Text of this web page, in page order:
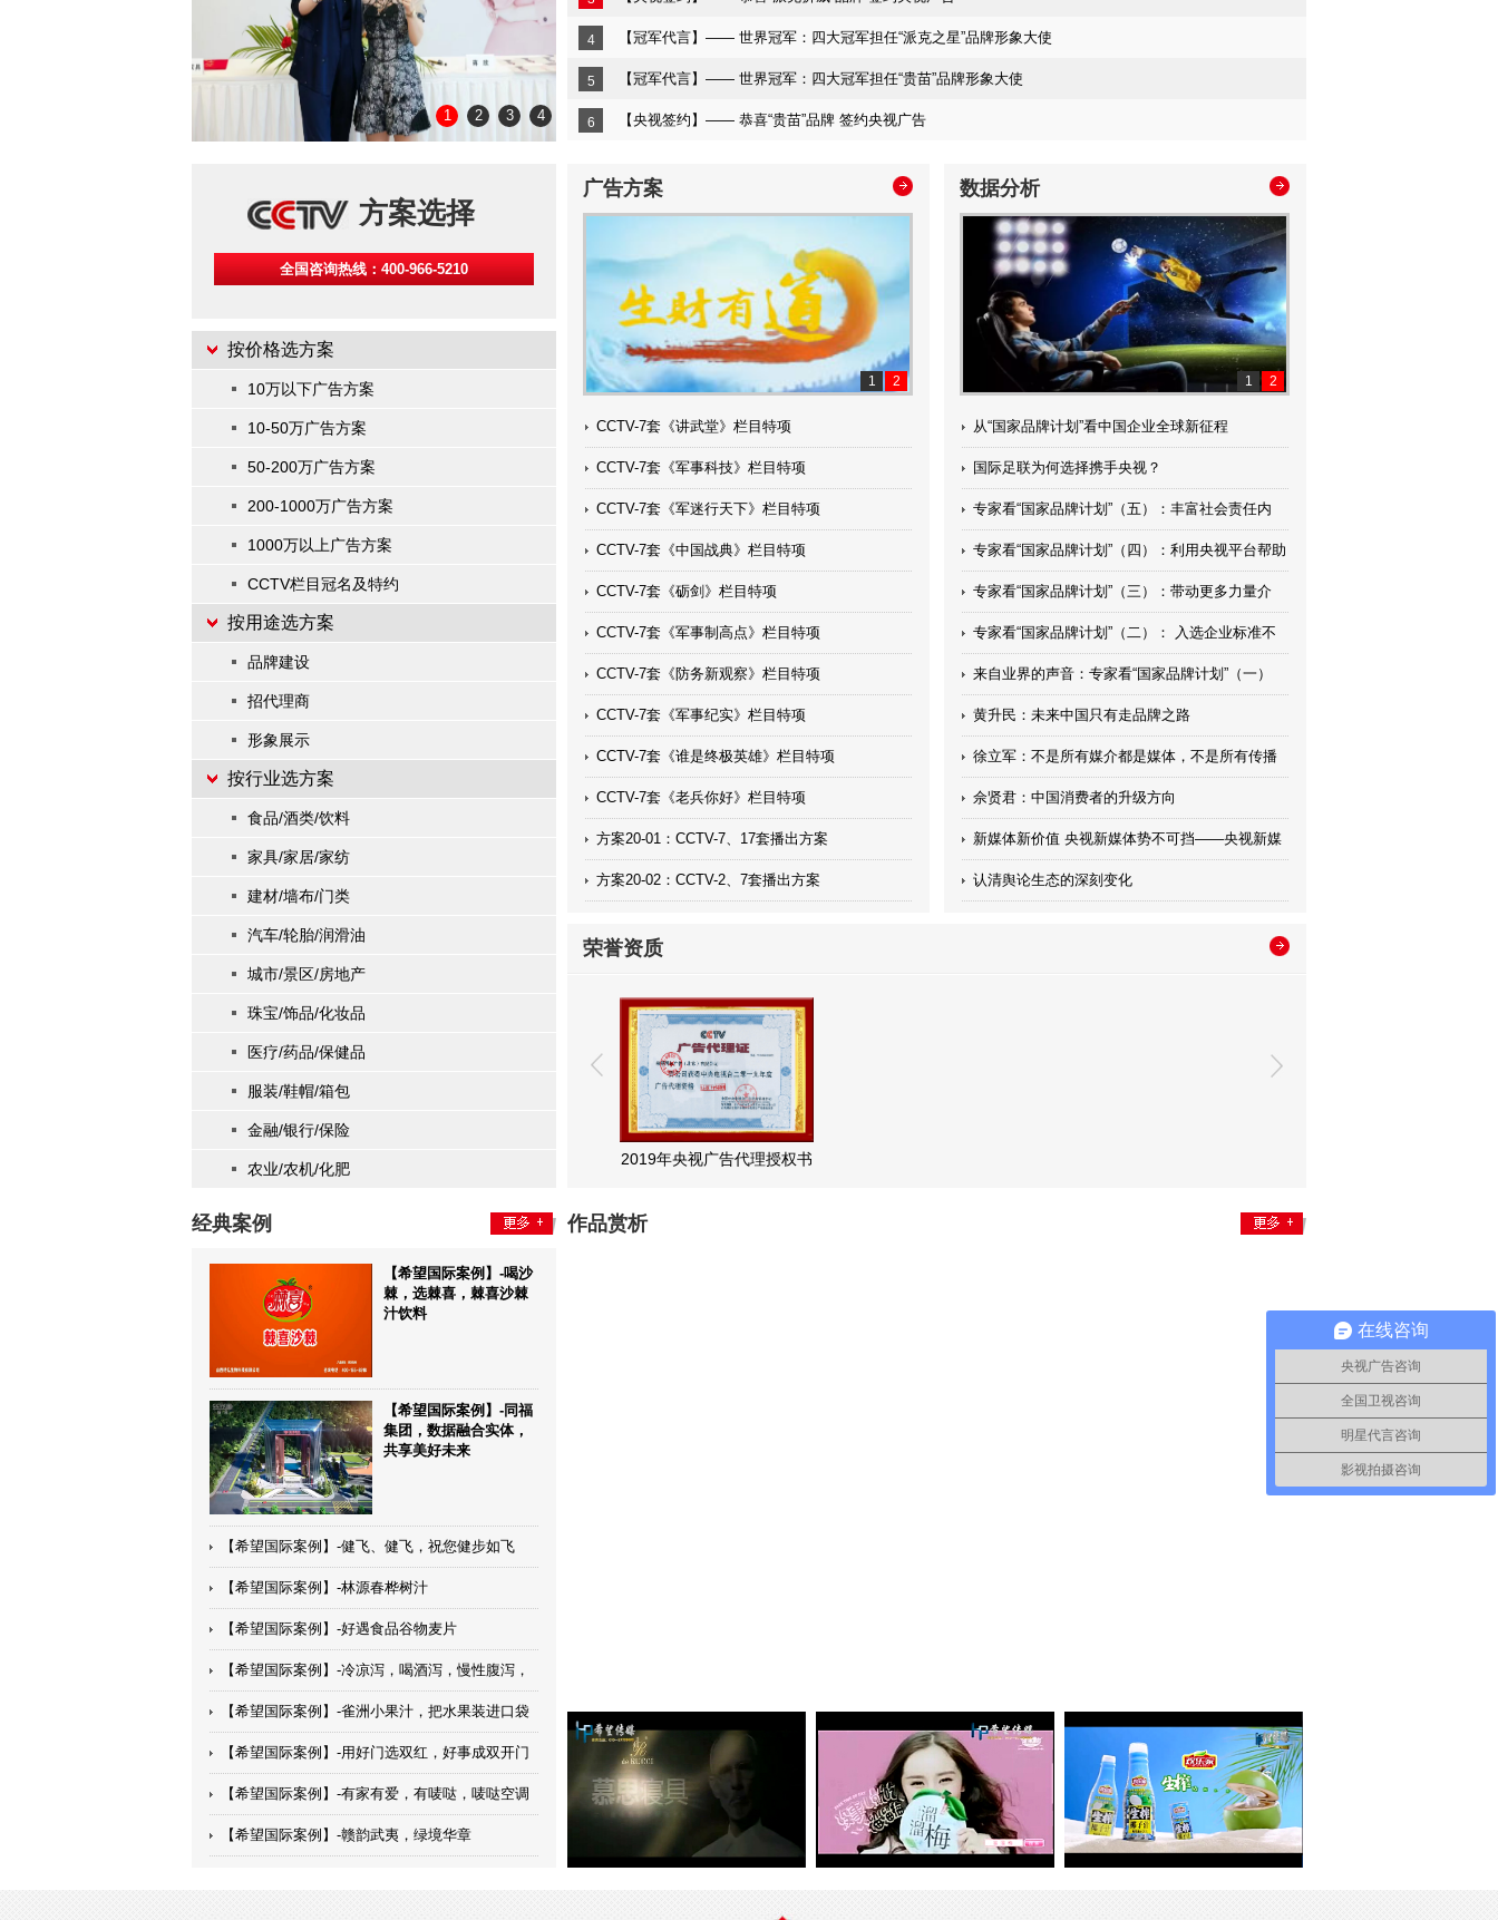
1 2 3 4
方案选择
全国咨询热线：400-966-5210
按价格选方案
10万以下广告方案
10-50万广告方案
50-200万广告方案
200-1000万广告方案
1000万以上广告方案
CCTV栏目冠名及特约
按用途选方案
品牌建设
招代理商
形象展示
按行业选方案
食品/酒类/饮料
家具/家居/家纺
建材/墙布/门类
汽车/轮胎/润滑油
城市/景区/房地产
珠宝/饰品/化妆品
医疗/药品/保健品
服装/鞋帽/箱包
金融/银行/保险
农业/农机/化肥
经典案例
【希望国际案例】-喝沙
棘，选棘喜，棘喜沙棘
汁饮料
【希望国际案例】-同福
集团，数据融合实体，
共享美好未来
【希望国际案例】-健飞、健飞，祝您健步如飞
【希望国际案例】-林源春桦树汁
【希望国际案例】-好遇食品谷物麦片
【希望国际案例】-冷凉泻，喝酒泻，慢性腹泻，
用阿泰宁
【希望国际案例】-雀洲小果汁，把水果装进口袋
【希望国际案例】-用好门选双红，好事成双开门
红
【希望国际案例】-有家有爱，有唛哒，唛哒空调
【希望国际案例】-赣韵武夷，绿境华章
4 【冠军代言】—— 世界冠军：四大冠军担任“派克之星”品牌形象大使
5 【冠军代言】—— 世界冠军：四大冠军担任“贵苗”品牌形象大使
6 【央视签约】—— 恭喜“贵苗”品牌 签约央视广告
广告方案
1 2
CCTV-7套《讲武堂》栏目特项
CCTV-7套《军事科技》栏目特项
CCTV-7套《军迷行天下》栏目特项
CCTV-7套《中国战典》栏目特项
CCTV-7套《砺剑》栏目特项
CCTV-7套《军事制高点》栏目特项
CCTV-7套《防务新观察》栏目特项
CCTV-7套《军事纪实》栏目特项
CCTV-7套《谁是终极英雄》栏目特项
CCTV-7套《老兵你好》栏目特项
方案20-01：CCTV-7、17套播出方案
方案20-02：CCTV-2、7套播出方案
数据分析
1 2
从“国家品牌计划”看中国企业全球新征程
国际足联为何选择携手央视？
专家看“国家品牌计划”（五）：丰富社会责任内
涵，为国家发展助力
专家看“国家品牌计划”（四）：利用央视平台帮助
企业“国际化”
专家看“国家品牌计划”（三）：带动更多力量介
入，增强企业可持续发展力
专家看“国家品牌计划”（二）： 入选企业标准不
过于看重规模，这是对的
来自业界的声音：专家看“国家品牌计划”（一）
黄升民：未来中国只有走品牌之路
徐立军：不是所有媒介都是媒体，不是所有传播
都有价值
佘贤君：中国消费者的升级方向
新媒体新价值 央视新媒体势不可挡——央视新媒
体传播价值分析
认清舆论生态的深刻变化
荣誉资质
2021年央视广告代理授权书 2019年央视广告代理授权书
作品赏析
在线咨询
央视广告咨询
全国卫视咨询
明星代言咨询
影视拍摄咨询